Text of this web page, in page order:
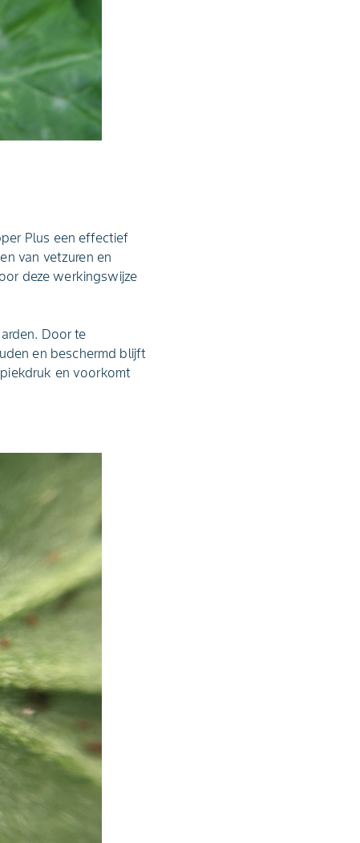
Plus een effectief
van vetzuren en
deze werkingswijze
Door te
en beschermd blijft
en voorkomt